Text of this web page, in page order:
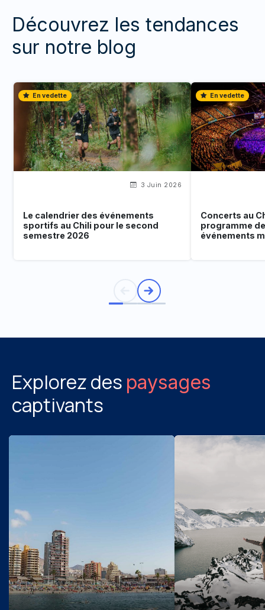
Découvrez les tendances
sur notre blog
En vedette
3 Juin 2026
Le calendrier des événements
sportifs au Chili pour le second
semestre 2026
En vedette
Concerts au
programme
événements
Explorez des paysages
captivants